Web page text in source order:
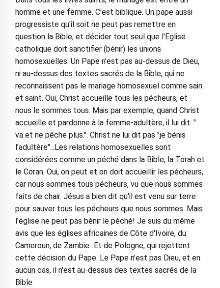
homme et une femme. C'est biblique. Un pape aussi
progressiste qu'il soit ne peut pas remettre en
question la Bible, et décider tout seul que l'Eglise
catholique doit sanctifier (bénir) les unions
homosexuelles. Un Pape n'est pas au-dessus de Dieu,
ni au-dessus des textes sacrés de la Bible, qui ne
reconnaissent pas le mariage homosexuel comme sain
et saint. Oui, Christ accueille tous les pécheurs, et
nous le sommes tous. Mais par exemple, quand Christ
accueille et pardonne à la femme-adultère, il lui dit: "
va et ne pêche plus.". Christ ne lui dit pas "je bénis
l'adultère"...Les relations homosexuelles sont
considérées comme un péché dans la Bible, la Torah et
le Coran. Oui, on peut et on doit accueillir les pécheurs,
car nous sommes tous pécheurs, vu que nous sommes
faits de chair. Jésus a bien dit qu'il est venu sur terre
pour sauver tous les pécheurs que nous sommes. Mais
l'église ne peut pas bénir le péché! Je suis du même
avis que les églises africaines de Côte d'Ivoire, du
Cameroun, de Zambie...Et de Pologne, qui rejettent
cette décision du Pape. Le Pape n'est pas Dieu, et en
aucun cas, il n'est au-dessus des textes sacrés de la
Bible.